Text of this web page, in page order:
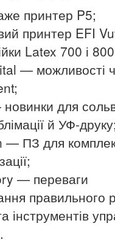
принтер P5;
принтер EFI
Latex 700 і
— можливості
для
й УФ-друку;
— ПЗ для
— переваги
правильного
інструментів